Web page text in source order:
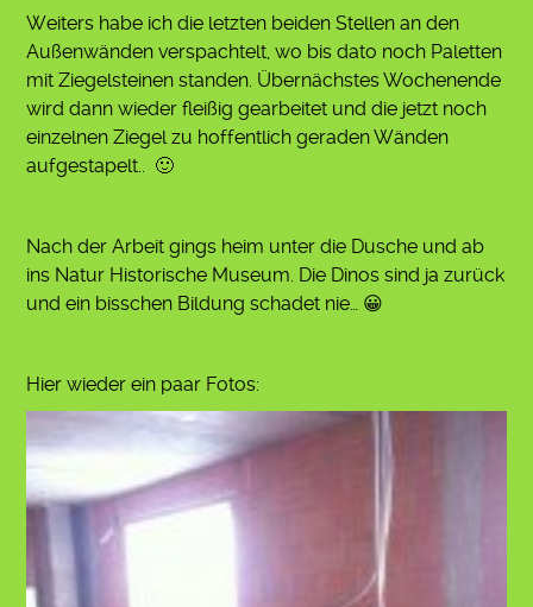
Weiters habe ich die letzten beiden Stellen an den
Außenwänden verspachtelt, wo bis dato noch Paletten
mit Ziegelsteinen standen. Übernächstes Wochenende
wird dann wieder fleißig gearbeitet und die jetzt noch
einzelnen Ziegel zu hoffentlich geraden Wänden
aufgestapelt.. 🙂
Nach der Arbeit gings heim unter die Dusche und ab
ins Natur Historische Museum. Die Dinos sind ja zurück
und ein bisschen Bildung schadet nie… 😀
Hier wieder ein paar Fotos: